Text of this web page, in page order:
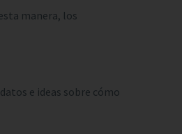
manera, los
e ideas sobre cómo